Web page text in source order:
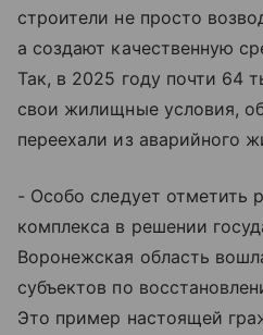
строители не просто
а создают качественную
Так, в 2025 году почти 64
свои жилищные условия,
переехали из аварийного
- Особо следует отметить
комплекса в решении
Воронежская область
субъектов по
Это пример настоящей